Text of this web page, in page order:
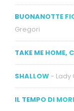
BUONANOTTE
Gregori
TAKE ME HOME,
SHALLOW - Lady
IL TEMPO DI